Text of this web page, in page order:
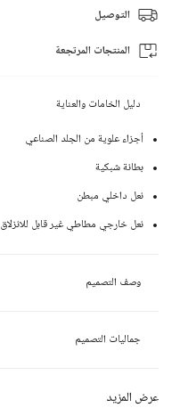
التوصيل
المنتجات المرتجعة
عرض المزيد
دليل الخامات والعناية
أجزاء علوية من الجلد الصناعي
بطانة شبكية
نعل داخلي مبطن
نعل خارجي مطاطي غير قابل للانزلاق
وصف التصميم
جماليات التصميم